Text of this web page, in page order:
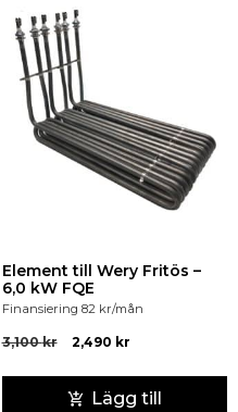
Element till Wery Fritös –
6,0 kW FQE
Finansiering 82 kr/mån
3,100kr 2,490 kr
Lägg till